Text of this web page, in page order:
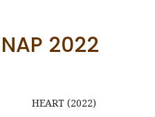
2022